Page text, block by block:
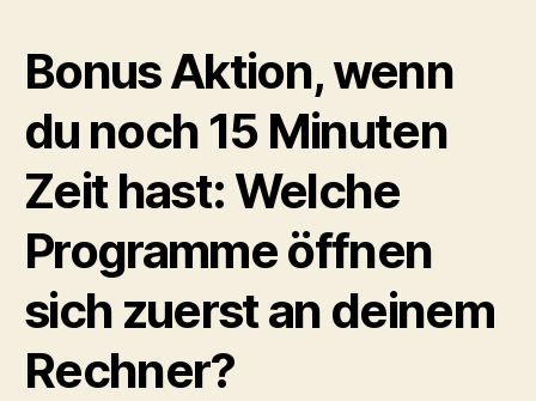
Bonus Aktion, wenn
du noch 15 Minuten
Zeit hast: Welche
Programme öffnen
sich zuerst an deinem
Rechner?